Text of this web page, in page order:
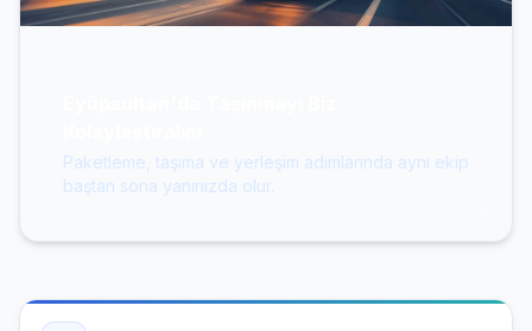
Paketleme, taşıma ve yerleşim adımlarında aynı ekip
baştan sona yanınızda olur.